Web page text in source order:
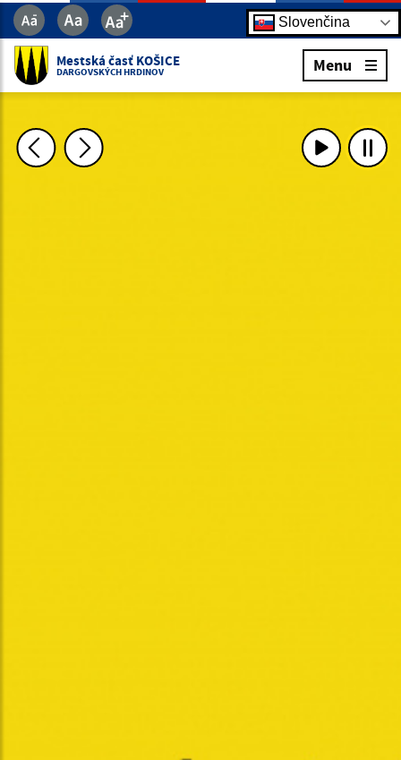
Slovenčina
Mestská časť KOŠICE
DARGOVSKÝCH HRDINOV Menu